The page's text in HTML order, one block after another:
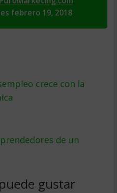
febrero 19, 2018
crece con la
de un
gustar